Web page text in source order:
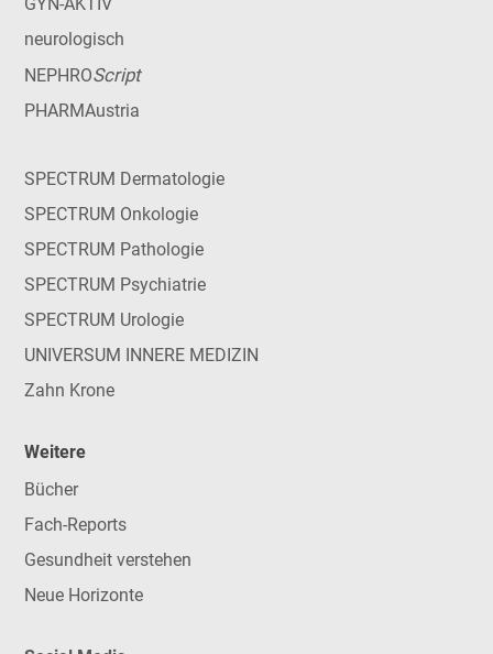
neurologisch
NEPHROScript
PHARMAustria
SPECTRUM Dermatologie
SPECTRUM Onkologie
SPECTRUM Pathologie
SPECTRUM Psychiatrie
SPECTRUM Urologie
UNIVERSUM INNERE MEDIZIN
Zahn Krone
Weitere
Bücher
Fach-Reports
Gesundheit verstehen
Neue Horizonte